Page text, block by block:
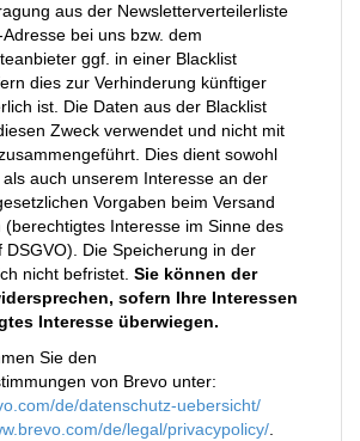
aus der Newsletterverteilerliste
bei uns bzw. dem
ggf. in einer Blacklist
dies zur Verhinderung künftiger
ist. Die Daten aus der Blacklist
Zweck verwendet und nicht mit
Dies dient sowohl
auch unserem Interesse an der
Vorgaben beim Versand
(berechtigtes Interesse im Sinne des
DSGVO). Die Speicherung in der
nicht befristet. Sie können der
sofern Ihre Interessen
Interesse überwiegen.
Sie den
von Brevo unter:
de/datenschutz-uebersicht/
de/legal/privacypolicy/.